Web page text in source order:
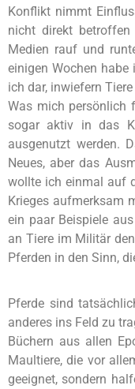
Konflikt nimmt
nicht direkt
Medien rauf und
einigen Wochen
ich dar, inwiefern
Was mich persönlich
sogar aktiv in das
ausgenutzt werden.
Neues, aber das
wollte ich einmal auf
Krieges aufmerksam
ein paar Beispiele
an Tiere im Militär
Pferden in den Sinn,
Pferde sind
anderes ins Feld zu
Büchern aus allen
Maultiere, die vor
geeignet, sondern